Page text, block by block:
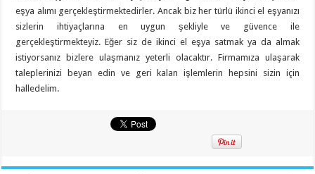
eşya alımı gerçekleştirmektedirler. Ancak biz her türlü ikinci el eşyanızı
sizlerin ihtiyaçlarına en uygun şekliyle ve güvence ile
gerçekleştirmekteyiz. Eğer siz de ikinci el eşya satmak ya da almak
istiyorsanız bizlere ulaşmanız yeterli olacaktır. Firmamıza ulaşarak
taleplerinizi beyan edin ve geri kalan işlemlerin hepsini sizin için
halledelim.